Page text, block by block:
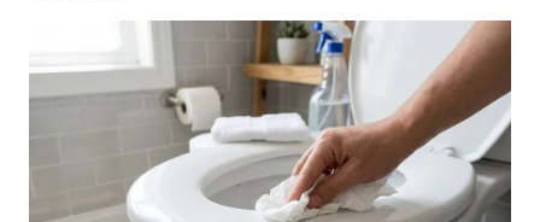
no templo de Karnak, dedicado ao culto de Amon.
Elas pertenciam a famílias da elite, sendo
responsáveis por conduzir as cerimônias sagradas
por meio de suas
vozespotentes e de músicas
fundamentais para adevoçãocoletiva.